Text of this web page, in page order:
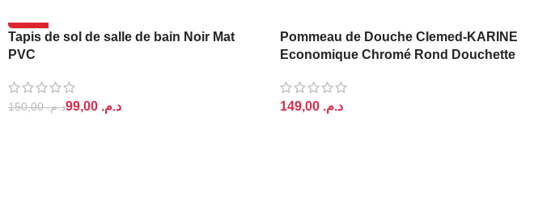
-34%
ASPIRE
Tapis de sol de salle de bain Noir Mat
PVC
د.م.150,00 د.م.
Pommeau de Douche Clemed-KARINE
Economique Chromé Rond Douchette
د.م.